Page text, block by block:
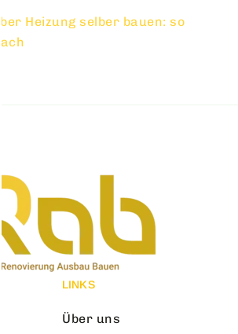
Heizung selber bauen: so
LINKS
Über uns